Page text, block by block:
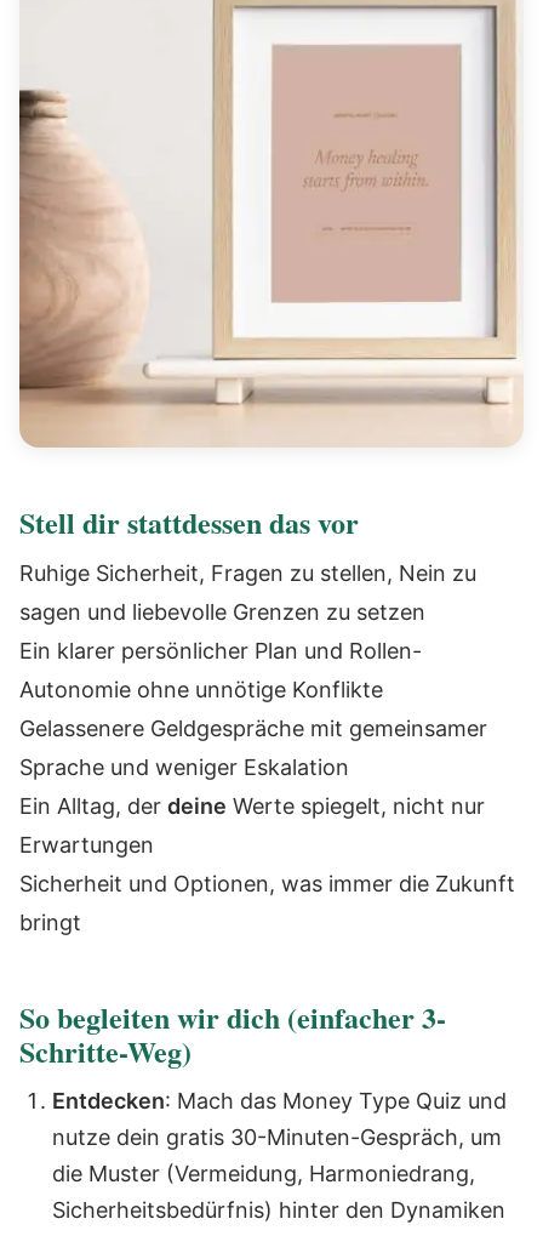
Stell dir stattdessen das vor
Ruhige Sicherheit, Fragen zu stellen, Nein zu
sagen und liebevolle Grenzen zu setzen
Ein klarer persönlicher Plan und Rollen-
Autonomie ohne unnötige Konflikte
Gelassenere Geldgespräche mit gemeinsamer
Sprache und weniger Eskalation
Ein Alltag, der deine Werte spiegelt, nicht nur
Erwartungen
Sicherheit und Optionen, was immer die Zukunft
bringt
So begleiten wir dich (einfacher 3-
Schritte-Weg)
Entdecken: Mach das Money Type Quiz und
nutze dein gratis 30-Minuten-Gespräch, um
die Muster (Vermeidung, Harmoniedrang,
Sicherheitsbedürfnis) hinter den Dynamiken